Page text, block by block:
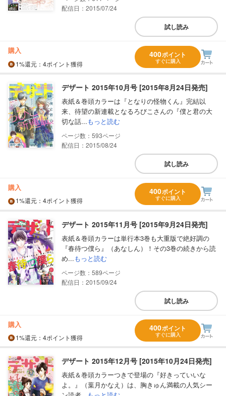
配信日：2015/07/24
試し読み
購入
1%還元 ：4ポイント獲得
400ポイント
すぐに購入
デザート 2015年10月号 [2015年8月24日発売]
表紙＆巻頭カラーは『となりの怪物くん』完結以
来、待望の新連載となるろびこさんの『僕と君の大
切な話...もっと読む
593
配信日：2015/08/24
試し読み
購入
1%還元 ：4ポイント獲得
400ポイント
すぐに購入
デザート 2015年11月号 [2015年9月24日発売]
表紙＆巻頭カラーは単行本3巻も大重版で絶好調の
『春待つ僕ら』（あなしん）！その3巻の続きから読
め...もっと読む
589
配信日：2015/09/24
試し読み
購入
1%還元 ：4ポイント獲得
400ポイント
すぐに購入
デザート 2015年12月号 [2015年10月24日発売]
表紙＆巻頭カラーつきで登場の『好きっていいな
よ。』（葉月かなえ）は、胸きゅん満載の人気シー